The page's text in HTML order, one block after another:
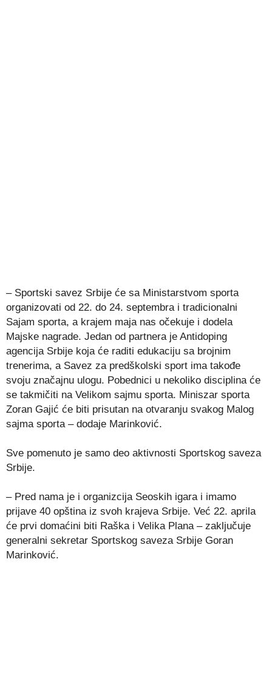
– Sportski savez Srbije će sa Ministarstvom sporta
organizovati od 22. do 24. septembra i tradicionalni
Sajam sporta, a krajem maja nas očekuje i dodela
Majske nagrade. Jedan od partnera je Antidoping
agencija Srbije koja će raditi edukaciju sa brojnim
trenerima, a Savez za predškolski sport ima takođe
svoju značajnu ulogu. Pobednici u nekoliko disciplina će
se takmičiti na Velikom sajmu sporta. Miniszar sporta
Zoran Gajić će biti prisutan na otvaranju svakog Malog
sajma sporta – dodaje Marinković.
Sve pomenuto je samo deo aktivnosti Sportskog saveza
Srbije.
– Pred nama je i organizcija Seoskih igara i imamo
prijave 40 opština iz svoh krajeva Srbije. Već 22. aprila
će prvi domaćini biti Raška i Velika Plana – zaključuje
generalni sekretar Sportskog saveza Srbije Goran
Marinković.